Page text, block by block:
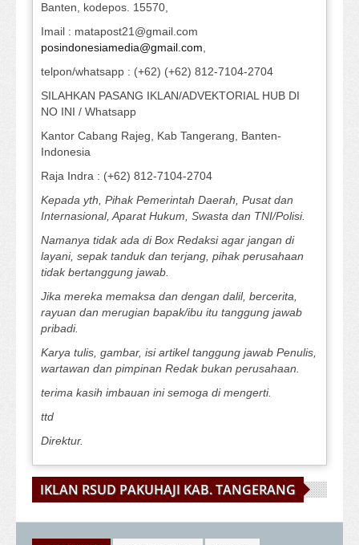
Banten, kodepos. 15570,
Imail : matapost21@gmail.com
posindonesiamedia@gmail.com,
telpon/whatsapp : (+62) (+62) 812-7104-2704
SILAHKAN PASANG IKLAN/ADVEKTORIAL HUB DI
NO INI / Whatsapp
Kantor Cabang Rajeg, Kab Tangerang, Banten-
Indonesia
Raja Indra : (+62) 812-7104-2704
Kepada yth, Pihak Pemerintah Daerah, Pusat dan
Internasional, Aparat Hukum, Swasta dan TNI/Polisi.
Namanya tidak ada di Box Redaksi agar jangan di
layani, sepak tanduk dan terjang, pihak perusahaan
tidak bertanggung jawab.
Jika mereka memaksa dan dengan dalil, bercerita,
rayuan dan merugian bapak/ibu itu tanggung jawab
pribadi.
Karya tulis, gambar, isi artikel tanggung jawab Penulis,
wartawan dan pimpinan Redak bukan perusahaan.
terima kasih imbauan ini semoga di mengerti.
ttd
Direktur.
IKLAN RSUD PAKUHAJI KAB. TANGERANG